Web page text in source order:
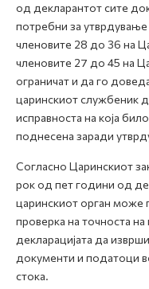
од декларантот сите
потребни за
членовите 28 до 36 на
членовите 27 до 45 на
ограничат и да го
царинскиот службеник
исправноста на која
поднесена заради
Согласно Царинскиот
рок од пет години од
царинскиот орган може
проверка на точноста
декларацијата да
документи и податоци
стока.